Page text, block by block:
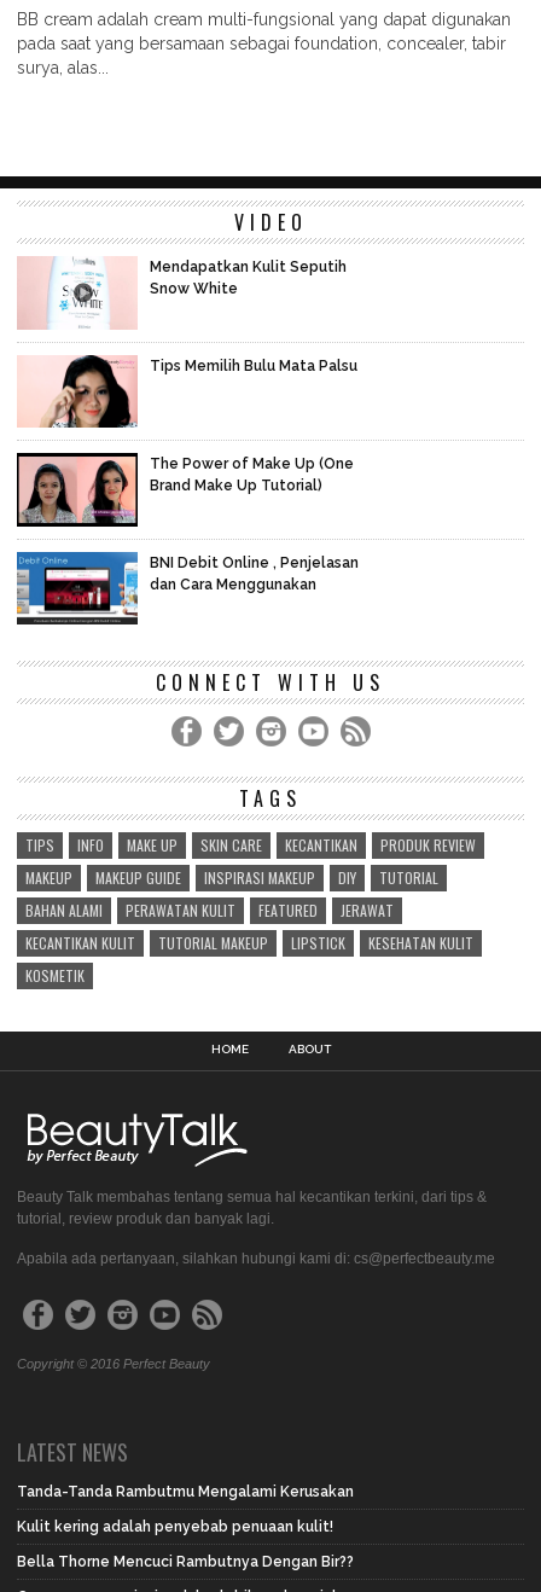
BB cream adalah cream multi-fungsional yang dapat digunakan
pada saat yang bersamaan sebagai foundation, concealer, tabir
surya, alas...
VIDEO
Mendapatkan Kulit Seputih
Snow White
Tips Memilih Bulu Mata Palsu
The Power of Make Up (One
Brand Make Up Tutorial)
BNI Debit Online , Penjelasan
dan Cara Menggunakan
CONNECT WITH US
TAGS
TIPS INFO MAKE UP SKIN CARE KECANTIKAN
PRODUK REVIEW
MAKEUP
MAKEUP GUIDE INSPIRASI MAKEUP DIY
TUTORIAL
BAHAN ALAMI
PERAWATAN KULIT FEATURED
JERAWAT
KECANTIKAN KULIT
TUTORIAL MAKEUP LIPSTICK
KESEHATAN KULIT
KOSMETIK
HOME ABOUT
Beauty Talk membahas tentang semua hal kecantikan terkini, dari tips &
tutorial, review produk dan banyak lagi.
Apabila ada pertanyaan, silahkan hubungi kami di: cs@perfectbeauty.me
Copyright © 2016 Perfect Beauty
LATEST NEWS
Tanda-Tanda Rambutmu Mengalami Kerusakan
Kulit kering adalah penyebab penuaan kulit!
Bella Thorne Mencuci Rambutnya Dengan Bir??